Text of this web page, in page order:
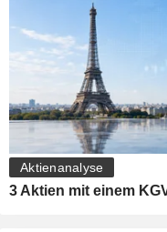
Aktienanalyse
3 Aktien mit einem